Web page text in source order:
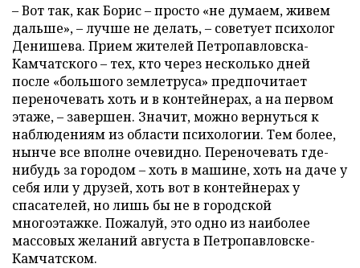
– Вот так, как Борис – просто «не думаем, живем
дальше», – лучше не делать, – советует психолог
Денишева. Прием жителей Петропавловска-
Камчатского – тех, кто через несколько дней
после «большого землетруса» предпочитает
переночевать хоть и в контейнерах, а на первом
этаже, – завершен. Значит, можно вернуться к
наблюдениям из области психологии. Тем более,
нынче все вполне очевидно. Переночевать где-
нибудь за городом – хоть в машине, хоть на даче у
себя или у друзей, хоть вот в контейнерах у
спасателей, но лишь бы не в городской
многоэтажке. Пожалуй, это одно из наиболее
массовых желаний августа в Петропавловске-
Камчатском.